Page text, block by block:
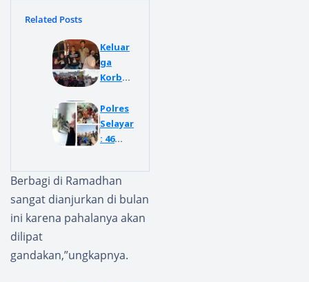
Related Posts
Keluar
ga
Korban
NURUL
SALSA
Masih
ti, PSI
Selayar
Hadir
denga
n
n
Polres
Selayar
: 46
pang
KLM
Nurul
Salsa
Disela
Berbagi di Ramadhan
sangat dianjurkan di bulan
ini karena pahalanya akan
dilipat
gandakan,”ungkapnya.